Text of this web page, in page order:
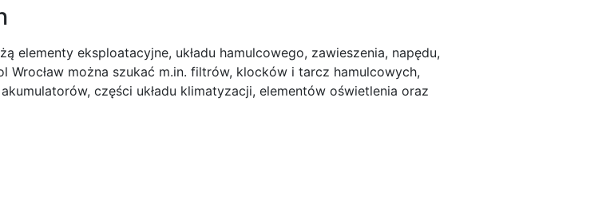
elementy eksploatacyjne, układu hamulcowego, zawieszenia, napędu,
można szukać m.in. filtrów, klocków i tarcz hamulcowych,
części układu klimatyzacji, elementów oświetlenia oraz